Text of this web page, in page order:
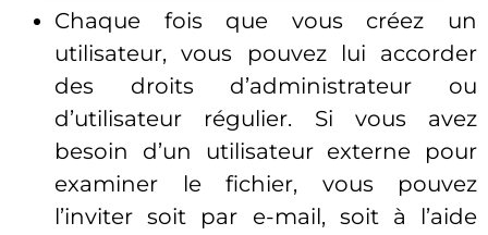
Chaque fois que vous créez un
utilisateur, vous pouvez lui accorder
des droits d’administrateur ou
d’utilisateur régulier. Si vous avez
besoin d’un utilisateur externe pour
examiner le fichier, vous pouvez
l’inviter soit par e-mail, soit à l’aide